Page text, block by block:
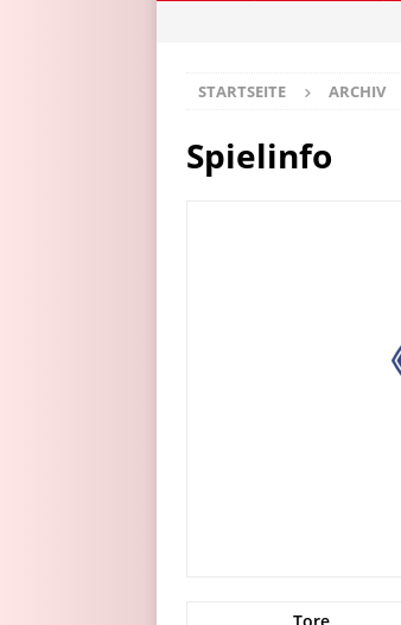
STARTSEITE ARCHIV
Spielinfo